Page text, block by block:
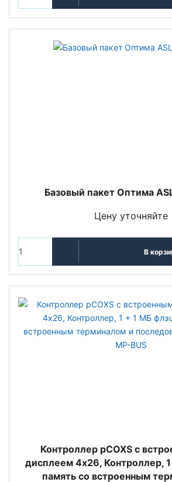
Базовый пакет Оптима
Цену уточняйте
В
Контроллер pCOXS с
дисплеем 4x26, Контроллер,
память со встроенным